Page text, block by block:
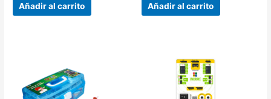
Añadir al carrito Añadir al carrito